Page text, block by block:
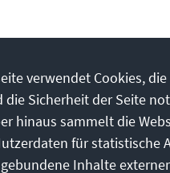
verwendet Cookies,
die Sicherheit der Seite
hinaus sammelt die
für statistische
Inhalte